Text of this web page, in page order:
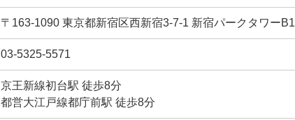
〒163-1090 東京都新宿区西新宿3-7-1 新宿パークタワーB1
03-5325-5571
京王新線初台駅 徒歩8分
都営大江戸線都庁前駅 徒歩8分